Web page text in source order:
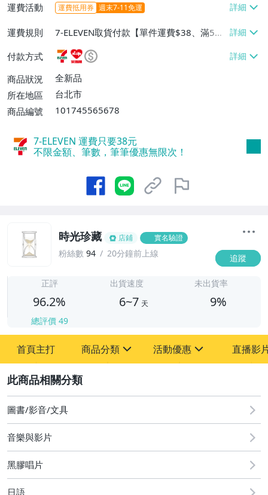
運費活動 運費抵用券 週末7-11免運
運費規則
7-ELEVEN取貨付款【單件運費$38、滿5件
或消費滿$1298免運費】、7-ELEVEN取貨
不付款【免運費】、萊爾富取貨付款【單件
運費$60、滿5件或消費滿$1298免運
費】、宅配/貨運【單件運費$120、滿5件
付款方式
商品狀況
全新品
所在地區
台北市
商品編號
101745565678
7-ELEVEN 運費只要38元
不限金額、筆數，筆筆優惠無限次！
時光珍藏 店鋪 實名驗證
粉絲數 94 20分鐘前上線 追蹤
正評
96.2%
總評價 49
出貨速度
6~7 天
未出貨率
9%
首頁主打 商品分類
其它
活動優惠
[全店] 粉絲專享
[全店] 週年慶
直播影
圖書/影音/文具
音樂與影片
黑膠唱片
日語